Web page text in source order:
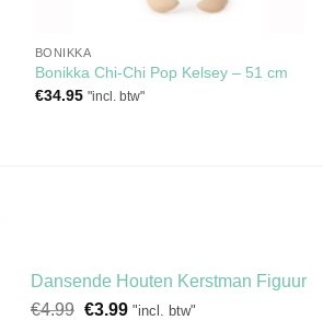
BONIKKA
Bonikka Chi-Chi Pop Kelsey – 51 cm
€34.95 "incl. btw"
Dansende Houten Kerstman Figuur
€4.99 Oorspronkelijke
€3.99Huidige
"incl. btw"